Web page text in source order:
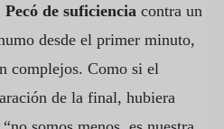
Pecó de suficiencia contra un
desde el primer minuto,
complejos. Como si el
de la final, hubiera